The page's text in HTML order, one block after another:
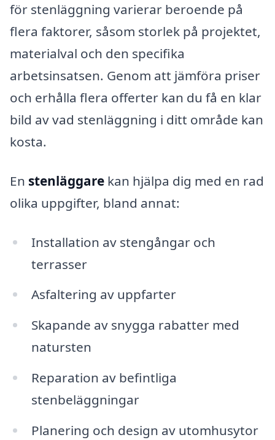
för stenläggning varierar beroende på
flera faktorer, såsom storlek på projektet,
materialval och den specifika
arbetsinsatsen. Genom att jämföra priser
och erhålla flera offerter kan du få en klar
bild av vad stenläggning i ditt område kan
kosta.
En stenläggare kan hjälpa dig med en rad
olika uppgifter, bland annat:
Installation av stengångar och
terrasser
Asfaltering av uppfarter
Skapande av snygga rabatter med
natursten
Reparation av befintliga
stenbeläggningar
Planering och design av utomhusytor